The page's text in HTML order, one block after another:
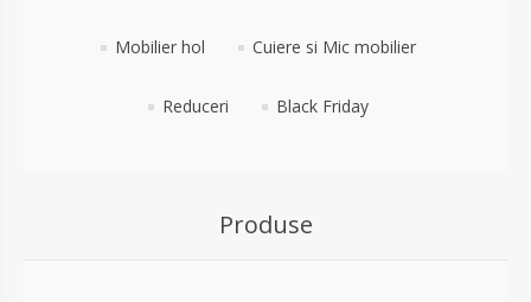
Mobilier hol Cuiere si Mic mobilier
Reduceri Black Friday
Produse